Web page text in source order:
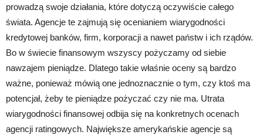
prowadzą swoje działania, które dotyczą oczywiście całego
świata. Agencje te zajmują się ocenianiem wiarygodności
kredytowej banków, firm, korporacji a nawet państw i ich rządów.
Bo w świecie finansowym wszyscy pożyczamy od siebie
nawzajem pieniądze. Dlatego takie właśnie oceny są bardzo
ważne, ponieważ mówią one jednoznacznie o tym, czy ktoś ma
potencjał, żeby te pieniądze pożyczać czy nie ma. Utrata
wiarygodności finansowej odbija się na konkretnych ocenach
agencji ratingowych. Największe amerykańskie agencje są